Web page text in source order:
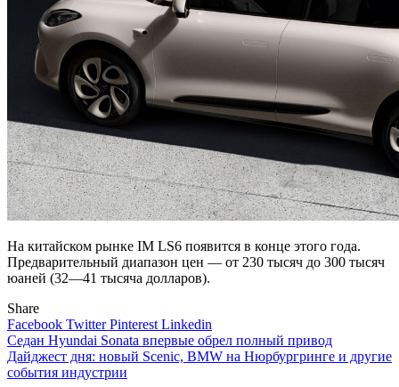
На китайском рынке IM LS6 появится в конце этого года.
Предварительный диапазон цен — от 230 тысяч до 300 тысяч
юаней (32—41 тысяча долларов).
Share
Facebook TwitterPinterest Linkedin
Навигация
по
Седан Hyundai Sonata впервые обрел полный привод
Дайджест дня: новый Scenic, BMW на Нюрбургринге и другие
события индустрии